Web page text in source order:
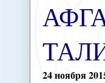
24ноября